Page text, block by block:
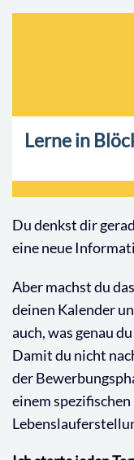
Lerne in
Du denkst dir
eine neue
Aber machst du
deinen Kalender
auch, was genau
Damit du nicht
der
einem